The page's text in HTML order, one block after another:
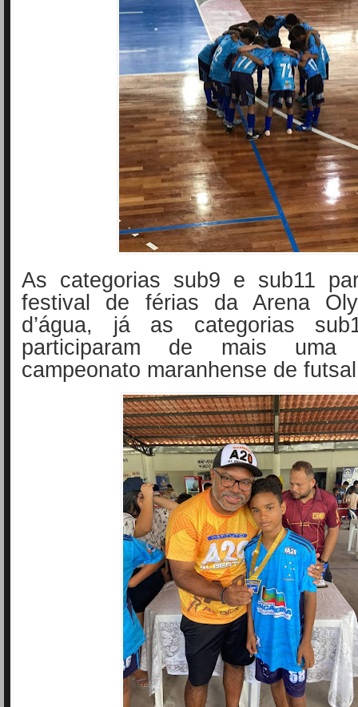
As categorias sub9 e sub11
festival de férias da Arena
d’água, já as categorias
participaram de mais uma
campeonato maranhense de